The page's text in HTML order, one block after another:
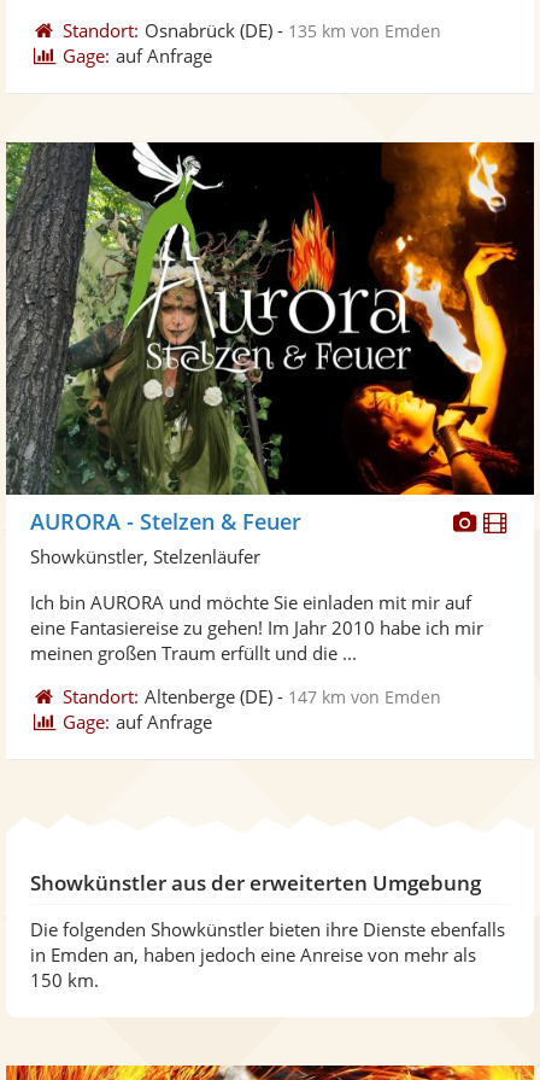
Standort: Osnabrück (DE) - 135 km von Emden
Gage: auf Anfrage
AURORA - Stelzen & Feuer
Showkünstler, Stelzenläufer
Ich bin AURORA und möchte Sie einladen mit mir auf
eine Fantasiereise zu gehen! Im Jahr 2010 habe ich mir
meinen großen Traum erfüllt und die ...
Standort: Altenberge (DE) - 147 km von Emden
Gage: auf Anfrage
Showkünstler aus der erweiterten Umgebung
Die folgenden Showkünstler bieten ihre Dienste ebenfalls
in Emden an, haben jedoch eine Anreise von mehr als
150 km.